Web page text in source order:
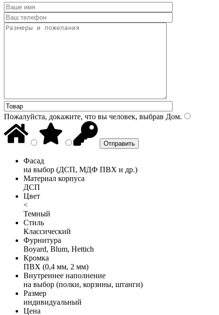
Пожалуйста, докажите, что вы человек, выбрав Дом.
Фасад
на выбор (ДСП, МДФ ПВХ и др.)
Материал корпуса
ДСП
Цвет
<
Темный
Стиль
Классический
Фурнитура
Boyard, Blum, Hettich
Кромка
ПВХ (0,4 мм, 2 мм)
Внутреннее наполнение
на выбор (полки, корзины, штанги)
Размер
индивидуальный
Цена